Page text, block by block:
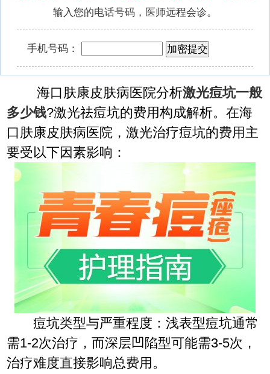
输入您的电话号码，医师远程会诊。
手机号码：
海口肤康皮肤病医院分析激光痘坑一般
多少钱?激光祛痘坑的费用构成解析。在海
口肤康皮肤病医院，激光治疗痘坑的费用主
要受以下因素影响：
痘坑类型与严重程度：浅表型痘坑通常
需1-2次治疗，而深层凹陷型可能需3-5次，
治疗难度直接影响总费用。